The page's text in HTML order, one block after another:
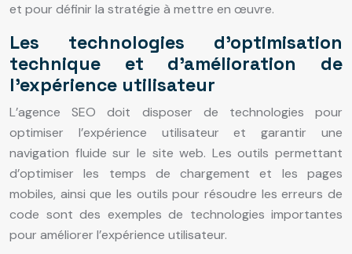
et pour définir la stratégie à mettre en œuvre.
Les technologies d’optimisation
technique et d’amélioration de
l’expérience utilisateur
L’agence SEO doit disposer de technologies pour
optimiser l’expérience utilisateur et garantir une
navigation fluide sur le site web. Les outils permettant
d’optimiser les temps de chargement et les pages
mobiles, ainsi que les outils pour résoudre les erreurs de
code sont des exemples de technologies importantes
pour améliorer l’expérience utilisateur.